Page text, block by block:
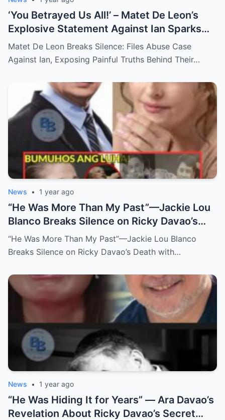
‘You Betrayed Us All!’ – Matet De Leon’s
Explosive Statement Against Ian Sparks
National Outrage Over Family Secrets and
Long-Buried Conflicts
Matet De Leon Breaks Silence: Files Abuse Case
Against Ian, Exposing Painful Truths Behind Their…
News • 1 year ago
“He Was More Than My Past”—Jackie Lou
Blanco Breaks Silence on Ricky Davao’s
Death with Heartfelt Farewell
“He Was More Than My Past”—Jackie Lou Blanco
Breaks Silence on Ricky Davao’s Death with…
News • 1 year ago
“He Was Hiding It for Years” — Ara Davao’s
Revelation About Ricky Davao’s Secret